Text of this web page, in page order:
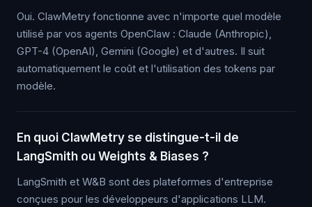
Oui. ClawMetry fonctionne avec n'importe quel modèle
utilisé par vos agents OpenClaw : Claude (Anthropic),
GPT-4 (OpenAI), Gemini (Google) et d'autres. Il suit
automatiquement le coût et l'utilisation des tokens par
modèle.
En quoi ClawMetry se distingue-t-il de
LangSmith ou Weights & Biases ?
LangSmith et W&B sont des plateformes d'entreprise
conçues pour les développeurs d'applications LLM.